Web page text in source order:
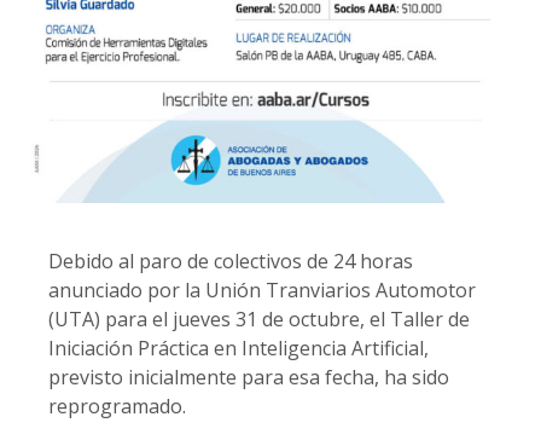
Debido al paro de colectivos de 24 horas
anunciado por la Unión Tranviarios Automotor
(UTA) para el jueves 31 de octubre, el Taller de
Iniciación Práctica en Inteligencia Artificial,
previsto inicialmente para esa fecha, ha sido
reprogramado.